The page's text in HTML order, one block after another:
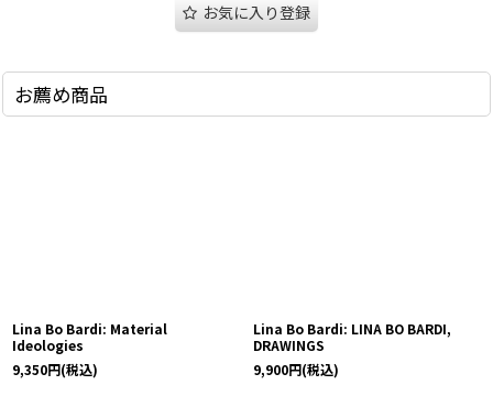
お気に入り登録
お薦め商品
Lina Bo Bardi: Material
Ideologies
9,350円(税込)
Lina Bo Bardi: LINA BO BARDI,
DRAWINGS
9,900円(税込)